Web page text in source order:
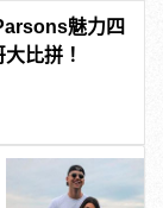
魅力四
比拼！